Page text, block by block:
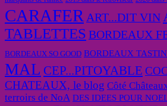
CARAFER ART...DIT VIN
TABLETTES BORDEAUX
BORDEAUX SO GOOD BORDEAUX
MAL CEP...PITOYABLE
CHATEAUX, le blog Côté
terroirs de NoA DES IDEES POUR